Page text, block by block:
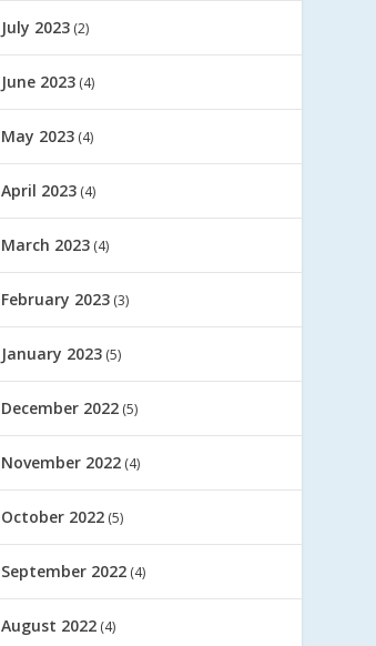
July 2023 (2)
June 2023 (4)
May 2023 (4)
April 2023 (4)
March 2023 (4)
February 2023 (3)
January 2023 (5)
December 2022 (5)
November 2022 (4)
October 2022 (5)
September 2022 (4)
August 2022 (4)